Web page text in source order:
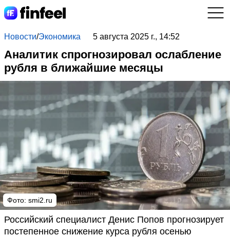
Новости/Экономика 5 августа 2025 г., 14:52
Аналитик спрогнозировал ослабление
рубля в ближайшие месяцы
Фото: smi2.ru
Российский специалист Денис Попов прогнозирует
постепенное снижение курса рубля осенью